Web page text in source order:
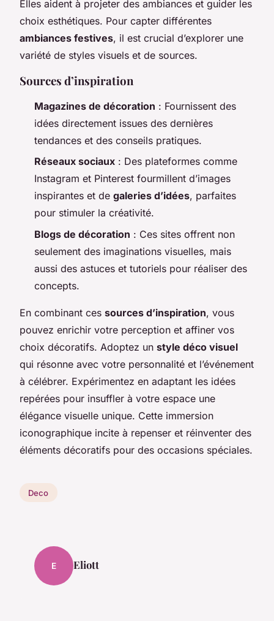
Elles aident à projeter des ambiances et guider les
choix esthétiques. Pour capter différentes
ambiances festives, il est crucial d’explorer une
variété de styles visuels et de sources.
Sources d’inspiration
Magazines de décoration : Fournissent des
idées directement issues des dernières
tendances et des conseils pratiques.
Réseaux sociaux : Des plateformes comme
Instagram et Pinterest fourmillent d’images
inspirantes et de galeries d’idées, parfaites
pour stimuler la créativité.
Blogs de décoration : Ces sites offrent non
seulement des imaginations visuelles, mais
aussi des astuces et tutoriels pour réaliser des
concepts.
En combinant ces sources d’inspiration, vous
pouvez enrichir votre perception et affiner vos
choix décoratifs. Adoptez un style déco visuel
qui résonne avec votre personnalité et l’événement
à célébrer. Expérimentez en adaptant les idées
repérées pour insuffler à votre espace une
élégance visuelle unique. Cette immersion
iconographique incite à repenser et réinventer des
éléments décoratifs pour des occasions spéciales.
Deco
E Eliott